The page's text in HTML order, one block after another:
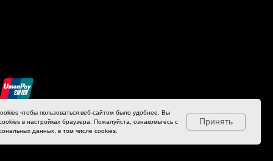
чтобы пользоваться веб-сайтом было удобнее. Вы
в настройках браузера. Пожалуйста, ознакомьтесь с
данных, в том числе cookies.
Принять